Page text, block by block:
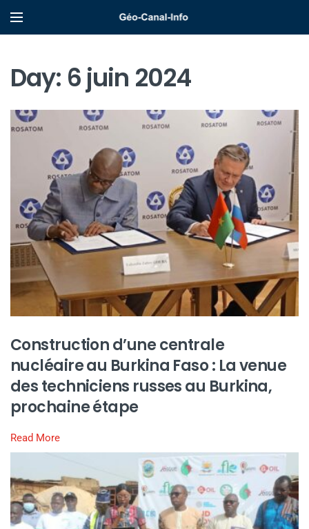
Day: 6 juin 2024
Construction d’une centrale
nucléaire au Burkina Faso : La venue
des techniciens russes au Burkina,
prochaine étape
Read More